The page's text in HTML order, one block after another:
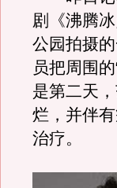
剧《沸腾
公园拍摄
员把周围
是第二天
烂，并伴
治疗。